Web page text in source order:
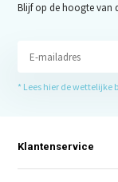
Blijf op de hoogte van
* Lees hier de wettelijke
Klantenservice